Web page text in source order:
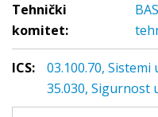
Tehnički
komitet:
ICS:
03.100.70, Sistemi
35.030,